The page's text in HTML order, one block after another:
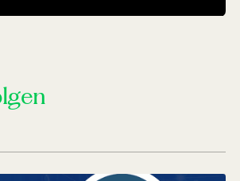
akzeptieren und Video laden